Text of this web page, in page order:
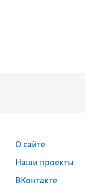
О сайте
Наши проекты
ВКонтакте